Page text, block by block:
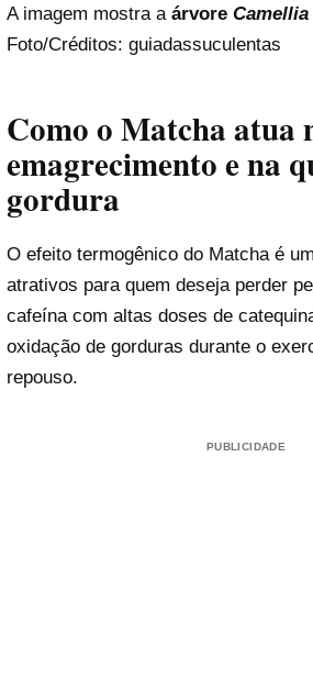
A imagem mostra a árvore
Foto/Créditos: guiadassuculentas
Como o Matcha atua
emagrecimento e na
gordura
O efeito termogênico do Matcha é
atrativos para quem deseja perder
cafeína com altas doses de
oxidação de gorduras durante o
repouso.
PUBLICIDADE